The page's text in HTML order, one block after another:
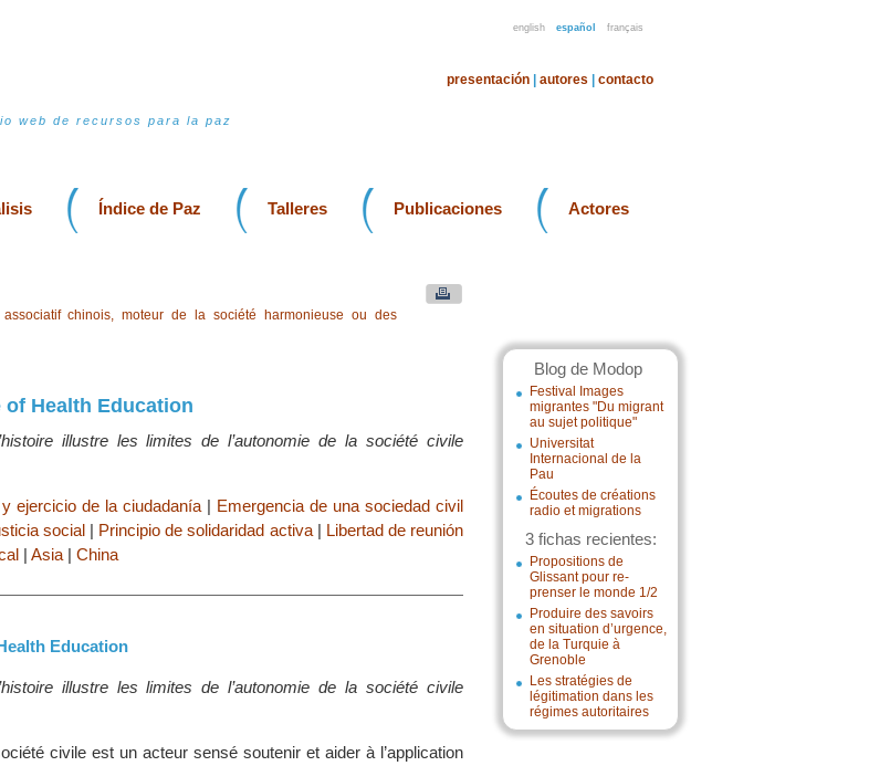
english español français
web de recursos para la paz
presentación autores contacto
Índice de Paz Talleres Publicaciones Actores
Blog de Modop
Festival Images
migrantes "Du migrant
au sujet politique"
Universitat
Internacional de la
Pau
Écoutes de créations
radio et migrations
3 fichas recientes:
Propositions de
Glissant pour re-
prenser le monde 1/2
Produire des savoirs
en situation d’urgence,
de la Turquie à
Grenoble
Les stratégies de
légitimation dans les
régimes autoritaires
associatif chinois, moteur de la société harmonieuse ou des
of Health Education
illustre les limites de l’autonomie de la société civile
ejercicio de la ciudadanía | Emergencia de una sociedad civil
social| Principio de solidaridad activa| Libertad de reunión
| Asia | China
Education
illustre les limites de l’autonomie de la société civile
civile est un acteur sensé soutenir et aider à l’application